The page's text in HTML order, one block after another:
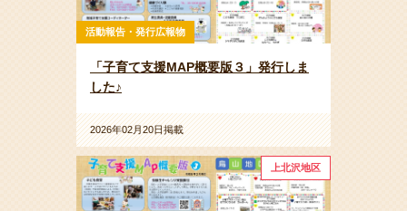
活動報告・発行広報物
「子育て支援MAP概要版３」発行しま
した♪
2026年02月20日掲載
上北沢地区